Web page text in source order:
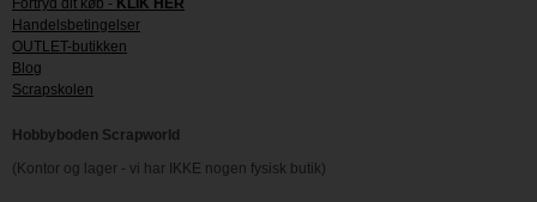
Handelsbetingelser
OUTLET-butikken
Blog
Scrapskolen
Hobbyboden Scrapworld
(Kontor og lager - vi har IKKE nogen fysisk butik)